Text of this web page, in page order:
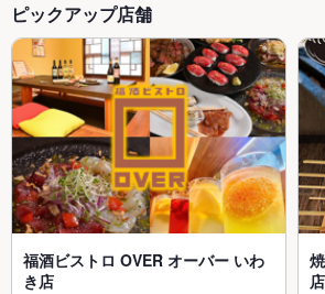
ピックアップ店舗
福酒ビストロ OVER オーバー いわ
き店
店